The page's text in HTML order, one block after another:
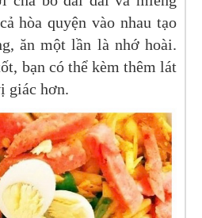
hòa quyện vào nhau tạo
ăn một lần là nhớ hoài.
bạn có thể kèm thêm lát
giác hơn.